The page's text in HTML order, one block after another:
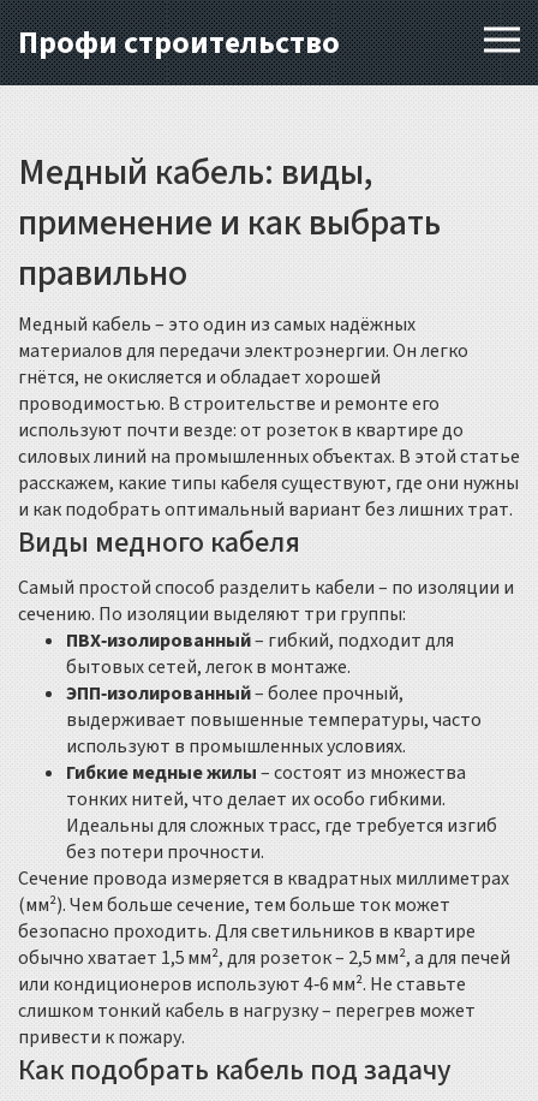
Профи строительство
Медный кабель: виды,
применение и как выбрать
правильно
Медный кабель – это один из самых надёжных
материалов для передачи электроэнергии. Он легко
гнётся, не окисляется и обладает хорошей
проводимостью. В строительстве и ремонте его
используют почти везде: от розеток в квартире до
силовых линий на промышленных объектах. В этой статье
расскажем, какие типы кабеля существуют, где они нужны
и как подобрать оптимальный вариант без лишних трат.
Виды медного кабеля
Самый простой способ разделить кабели – по изоляции и
сечению. По изоляции выделяют три группы:
ПВХ‑изолированный– гибкий, подходит для
бытовых сетей, легок в монтаже.
ЭПП‑изолированный– более прочный,
выдерживает повышенные температуры, часто
используют в промышленных условиях.
Гибкие медные жилы– состоят из множества
тонких нитей, что делает их особо гибкими.
Идеальны для сложных трасс, где требуется изгиб
без потери прочности.
Сечение провода измеряется в квадратных миллиметрах
(мм²). Чем больше сечение, тем больше ток может
безопасно проходить. Для светильников в квартире
обычно хватает 1,5 мм², для розеток – 2,5 мм², а для печей
или кондиционеров используют 4‑6 мм². Не ставьте
слишком тонкий кабель в нагрузку – перегрев может
привести к пожару.
Как подобрать кабель под задачу